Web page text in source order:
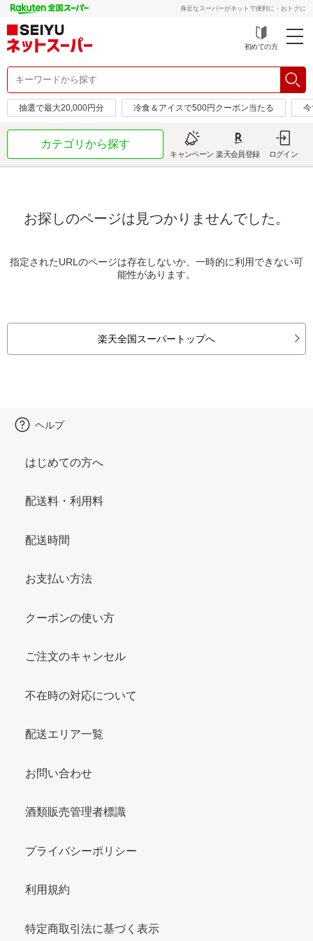
身近なスーパーがネットで便利に・おトクに
初めての方
抽選で最大20,000円分 冷食＆アイスで500円クーポン当たる
カテゴリから探す
キャンペーン 楽天会員登録 ログイン
お探しのページは見つかりませんでした。
指定されたURLのページは存在しないか、一時的に利用できない可
能性があります。
楽天全国スーパートップへ
ヘルプ
はじめての方へ
配送料・利用料
配送時間
お支払い方法
クーポンの使い方
ご注文のキャンセル
不在時の対応について
配送エリア一覧
お問い合わせ
酒類販売管理者標識
プライバシーポリシー
利用規約
特定商取引法に基づく表示